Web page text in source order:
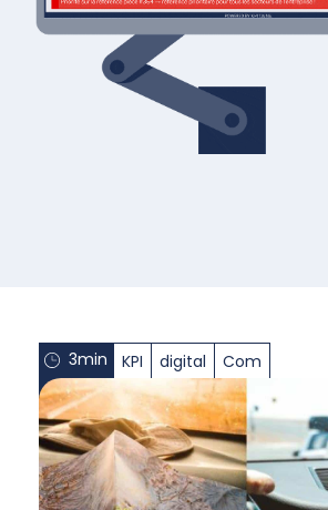
3min KPI digital Com